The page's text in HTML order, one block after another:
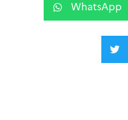
WhatsApp